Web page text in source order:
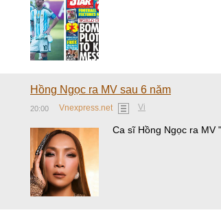
Hồng Ngọc ra MV sau 6 năm
20:00 Vnexpress.net Vi
Ca sĩ Hồng Ngọc ra MV